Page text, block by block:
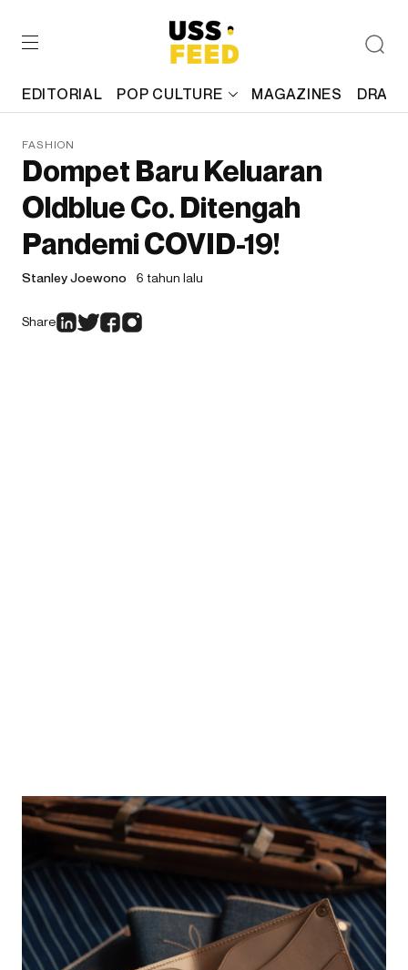
EDITORIAL POP CULTURE MAGAZINES
FASHION
Dompet Baru Keluaran
Oldblue Co. Ditengah
Pandemi COVID-19!
Stanley Joewono 6 tahun lalu
Share